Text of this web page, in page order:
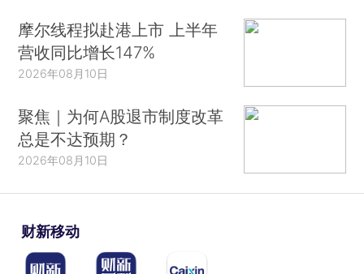
摩尔线程拟赴港上市 上半年
营收同比增长147%
2026年08月10日
聚焦｜为何A股退市制度改革
总是不达预期？
2026年08月10日
财新移动